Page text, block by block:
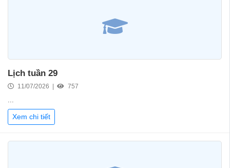
Lịch tuần 29
11/07/2026 | 757
...
Xem chi tiết